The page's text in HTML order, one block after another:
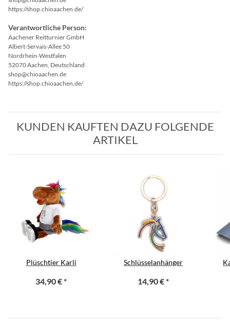
https://shop.chioaachen.de/
Verantwortliche Person:
Aachener Reitturnier GmbH
Albert-Servais-Allee 50
Nordrhein-Westfalen
52070 Aachen, Deutschland
shop@chioaachen.de
https://shop.chioaachen.de/
KUNDEN KAUFTEN DAZU FOLGENDE
ARTIKEL
Plüschtier Karli
34,90 €*
Schlüsselanhänger
14,90 €*